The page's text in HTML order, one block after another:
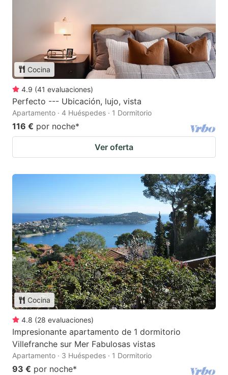
Cocina
4.9 (41 evaluaciones)
Perfecto --- Ubicación, lujo, vista
Apartamento · 4 Huéspedes · 1 Dormitorio
116 € por noche*
Ver oferta
Cocina
4.8 (28 evaluaciones)
Impresionante apartamento de 1 dormitorio
Villefranche sur Mer Fabulosas vistas
Apartamento · 3 Huéspedes · 1 Dormitorio
93 € por noche*